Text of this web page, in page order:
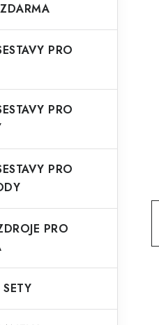
PRO
PRO
PRO
PRO